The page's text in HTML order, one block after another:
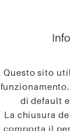
Questo sito
di default
La chiusura
comporta il